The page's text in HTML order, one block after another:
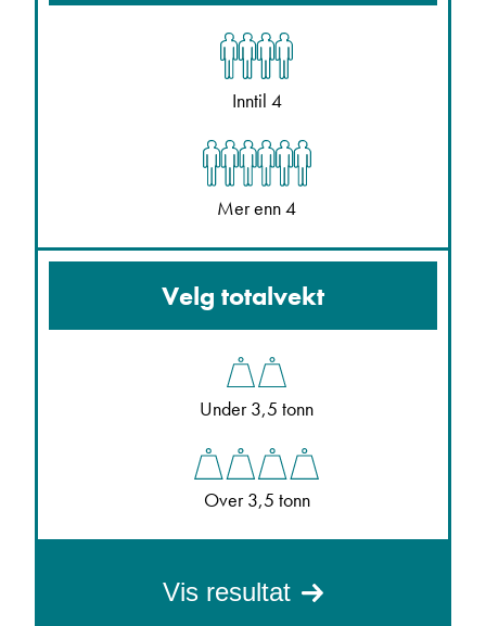
Inntil 4
Mer enn 4
Velg totalvekt
Under 3,5 tonn
Over 3,5 tonn
Vis resultat